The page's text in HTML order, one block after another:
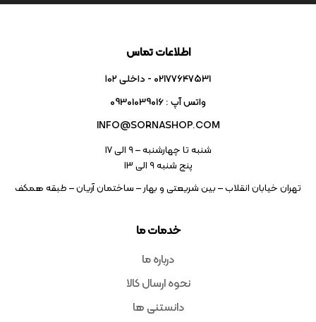
خدمات ما
درباره ما
نحوه ارسال کالا
دانستنی ها
اطلاعات تماس
02177647531 - داخلی ۱۰۲
واتس آپ : 09301039016
INFO@SORNASHOP.COM
شنبه تا چهارشنبه – ۹ الی 17
پنج شنبه ۹ الی 13
تهران خیابان انقلاب – بین شریعتی و بهار – ساختمان آریان – طبقه همکف